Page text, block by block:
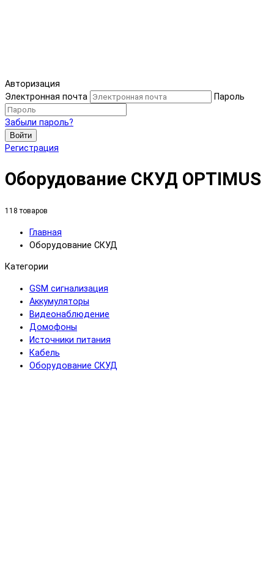
Авторизация
Электронная почта
Пароль
Забыли пароль?
Войти
Регистрация
Оборудование СКУД OPTIMUS
118 товаров
Главная
Оборудование СКУД
Категории
GSM сигнализация
Аккумуляторы
Видеонаблюдение
Домофоны
Источники питания
Кабель
Оборудование СКУД